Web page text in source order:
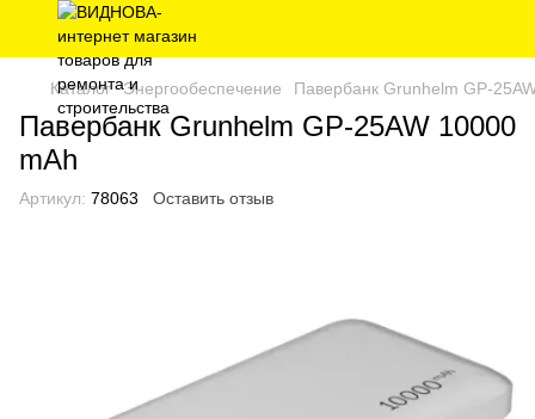
Каталог Энергообеспечение Павербанк Grunhelm GP-
Павербанк Grunhelm GP-25AW 10000
mAh
Артикул: 78063 Оставить отзыв